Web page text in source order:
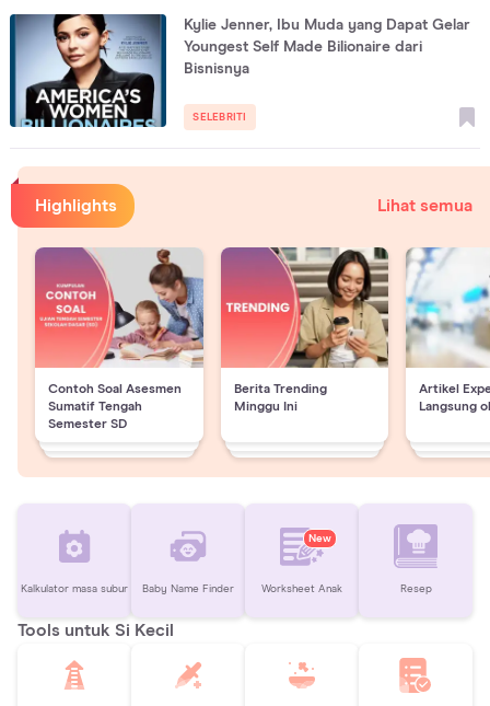
Kylie Jenner, Ibu Muda yang Dapat Gelar
Youngest Self Made Bilionaire dari
Bisnisnya
SELEBRITI
Highlights Lihat semua
Contoh Soal Asesmen
Sumatif Tengah
Semester SD
Berita Trending
Minggu Ini
Artikel
Langsung
Kalkulator masa subur Baby Name Finder
New
Worksheet Anak Resep
Tools untuk Si Kecil